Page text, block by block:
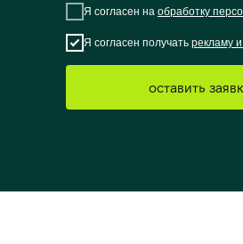
Я согласен на обработку
Я согласен получать рекламу и
оставить